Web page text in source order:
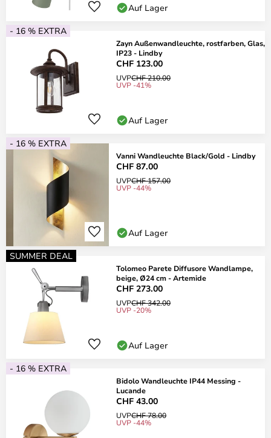
Auf Lager
- 16 % EXTRA
Zayn Außenwandleuchte, rostfarben, Glas,
IP23 - Lindby
CHF 123.00
UVPCHF 210.00
UVP -41%
Auf Lager
- 16 % EXTRA
Vanni Wandleuchte Black/Gold - Lindby
CHF 87.00
UVPCHF 157.00
UVP -44%
Auf Lager
SUMMER DEAL
Tolomeo Parete Diffusore Wandlampe,
beige, Ø24 cm - Artemide
CHF 273.00
UVPCHF 342.00
UVP -20%
Auf Lager
- 16 % EXTRA
Bidolo Wandleuchte IP44 Messing -
Lucande
CHF 43.00
UVPCHF 78.00
UVP -44%